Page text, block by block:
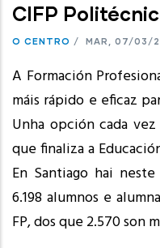
CIFP
O CENTRO / MAR, 07/03/
A Formación
máis rápido e eficaz
Unha opción cada
que finaliza a
En Santiago hai
6.198 alumnos e
FP, dos que 2.570 son